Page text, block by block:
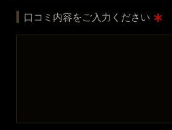
口コミ内容をご入力ください